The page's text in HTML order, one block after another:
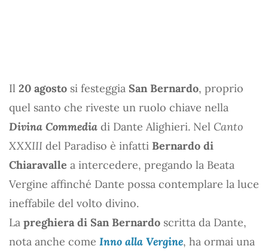
Il 20 agosto si festeggia San Bernardo, proprio
quel santo che riveste un ruolo chiave nella
Divina Commedia di Dante Alighieri. Nel Canto
XXXIII del Paradiso è infatti Bernardo di
Chiaravalle a intercedere, pregando la Beata
Vergine affinché Dante possa contemplare la luce
ineffabile del volto divino.
La preghiera di San Bernardo scritta da Dante,
nota anche come Inno alla Vergine, ha ormai una